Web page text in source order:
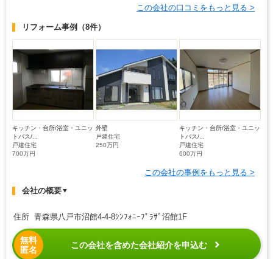
この会社の口コミをもっと見る >
リフォーム事例 （8件）
キッチン・台所/浴室・ユニッ
トバス/...
戸建住宅
700万円
外壁
戸建住宅
250万円
キッチン・台所/浴室・ユニッ
トバス/...
戸建住宅
600万円
この会社の事例をもっと見る >
会社の概要▼
住所 青森県八戸市沼館4-4-8ｼﾝﾌｫﾆｰﾌﾟﾗｻﾞ沼館1F
無料
匿名
この会社を含めた会社紹介を申込む